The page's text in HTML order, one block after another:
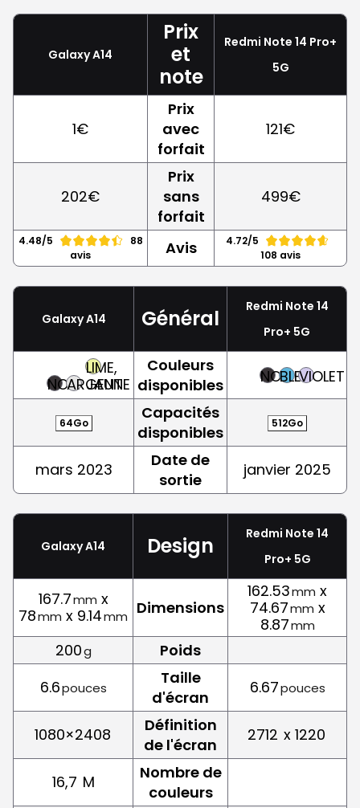
Galaxy A14
Prix
et
note
Redmi Note 14 Pro+
5G
1€
Prix
avec
forfait
121€
202€
Prix
sans
forfait
499€
4.48/5
88
avis
Avis
4.72/5
108 avis
Galaxy A14 Général
Redmi Note 14
Pro+ 5G
NOIRARGENT
LIME,
JAUNE
Couleurs
disponibles
NOIRBLEUVIOLET
64Go
Capacités
disponibles
512Go
mars 2023
Date de
sortie
janvier 2025
Galaxy A14 Design
Redmi Note 14
Pro+ 5G
167.7mm x
78mm x 9.14mm Dimensions
162.53mm x
74.67mm x
8.87mm
200g
Poids
6.6pouces
Taille
d'écran
6.67pouces
1080×2408
Définition
de l'écran
2712 x 1220
16,7 M
Nombre de
couleurs